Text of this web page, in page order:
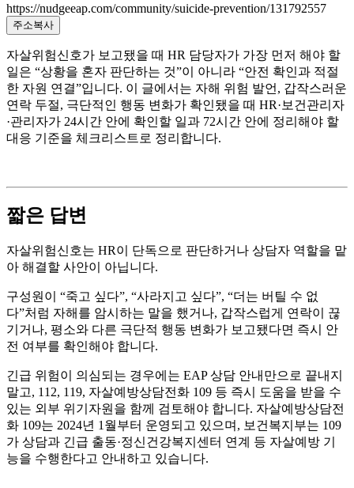
https://nudgeeap.com/community/suicide-prevention/131792557
주소복사
자살위험신호가 보고됐을 때 HR 담당자가 가장 먼저 해야 할
일은 “상황을 혼자 판단하는 것”이 아니라 “안전 확인과 적절
한 자원 연결”입니다. 이 글에서는 자해 위험 발언, 갑작스러운
연락 두절, 극단적인 행동 변화가 확인됐을 때 HR·보건관리자
·관리자가 24시간 안에 확인할 일과 72시간 안에 정리해야 할
대응 기준을 체크리스트로 정리합니다.
짧은 답변
자살위험신호는 HR이 단독으로 판단하거나 상담자 역할을 맡
아 해결할 사안이 아닙니다.
구성원이 “죽고 싶다”, “사라지고 싶다”, “더는 버틸 수 없
다”처럼 자해를 암시하는 말을 했거나, 갑작스럽게 연락이 끊
기거나, 평소와 다른 극단적 행동 변화가 보고됐다면 즉시 안
전 여부를 확인해야 합니다.
긴급 위험이 의심되는 경우에는 EAP 상담 안내만으로 끝내지
말고, 112, 119, 자살예방상담전화 109 등 즉시 도움을 받을 수
있는 외부 위기자원을 함께 검토해야 합니다. 자살예방상담전
화 109는 2024년 1월부터 운영되고 있으며, 보건복지부는 109
가 상담과 긴급 출동·정신건강복지센터 연계 등 자살예방 기
능을 수행한다고 안내하고 있습니다.